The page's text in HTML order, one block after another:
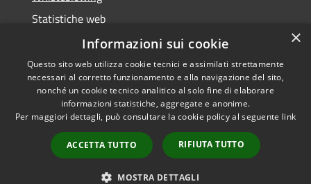
Statistiche web
Segnalazioni di non conformità
RSS
Accessibility
Copyright © 2026 • Town of •
Municipium
Admin access
×
Informazioni sui cookie
Questo sito web utilizza cookie tecnici e assimilati strettamente
necessari al corretto funzionamento e alla navigazione del sito,
nonché un cookie tecnico analitico al solo fine di elaborare
informazioni statistiche, aggregate e anonime.
Per maggiori dettagli, può consultare la cookie policy al seguente link
ACCETTA TUTTO RIFIUTA TUTTO
MOSTRA DETTAGLI